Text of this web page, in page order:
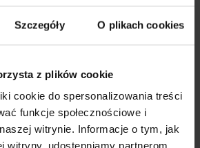
Szczegóły O plikach cookies
z plików cookie
cookie do spersonalizowania treści
funkcje społecznościowe i
witrynie. Informacje o tym, jak
witryny, udostępniamy partnerom
Care lichte